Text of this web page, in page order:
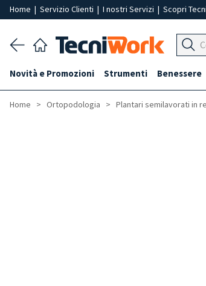
Home | Servizio Clienti | I nostri Servizi | Scopri
Novità e Promozioni Strumenti Benessere
Home Ortopodologia Plantari semilavorati in